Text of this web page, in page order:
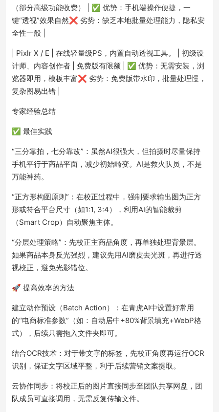
（部分高级功能收费） | ✅ 优势：手机端操作便捷，一
键“透视”效果自然❌ 劣势：缺乏本地批量处理能力，隐私安
全性一般 |
| Pixlr X / E | 在线轻量级PS，内置自动透视工具。 | 初级设
计师、内容创作者 | 免费版有限额 | ✅ 优势：无需安装，浏
览器即用，模板丰富❌ 劣势：免费版带水印，批量处理慢，
复杂图易出错 |
专家经验总结
✅ 最佳实践
“三分靠拍，七分靠改”：虽然AI很强大，但拍摄时尽量保持
手机平行于商品平面，减少初始畸变。AI是救火队员，不是
万能神药。
“正方形构图原则”：在校正过程中，强制要求输出图为正方
形或符合平台尺寸（如1:1, 3:4），利用AI的智能裁剪
（Smart Crop）自动聚焦主体。
“分层处理策略”：先校正主商品角度，再单独处理背景层。
如果商品本身反光强烈，建议先用AI磨皮去光斑，再进行透
视校正，避免光影错位。
🚀 提高效率的方法
建立动作预设（Batch Action）：在青虎AI中设置好常用
的“电商标准参数”（如：自动居中+80%背景填充+WebP格
式），后续只需拖入文件夹即可。
结合OCR技术：对于带文字的标签，先校正角度再运行OCR
识别，保证文字区域平整，利于后续营销文案提取。
云协作同步：将校正后的图片直接同步至团队共享网盘，团
队成员可直接调用，无需反复传输文件。